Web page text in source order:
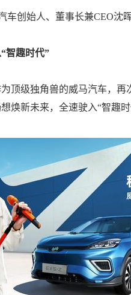
创始人、董事长兼CEO沈
智趣时代”
级独角兽的威马汽车，再
焕新未来，全速驶入“智趣时